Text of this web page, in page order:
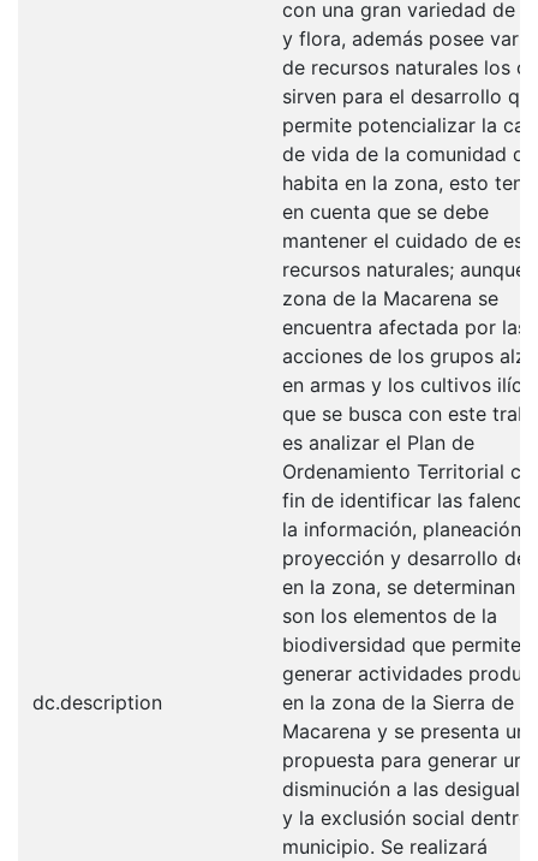
dc.description
con una gran variedad de
y flora, además posee
de recursos naturales los
sirven para el desarrollo
permite potencializar la
de vida de la comunidad
habita en la zona, esto
en cuenta que se debe
mantener el cuidado de
recursos naturales; aunque
zona de la Macarena se
encuentra afectada por las
acciones de los grupos
en armas y los cultivos
que se busca con este
es analizar el Plan de
Ordenamiento Territorial
fin de identificar las
la información, planeación,
proyección y desarrollo del
en la zona, se determinan
son los elementos de la
biodiversidad que permiten
generar actividades
en la zona de la Sierra de la
Macarena y se presenta una
propuesta para generar una
disminución a las
y la exclusión social dentro
municipio. Se realizará